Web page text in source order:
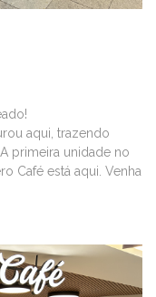
aqui, trazendo
primeira unidade no
Café está aqui. Venha